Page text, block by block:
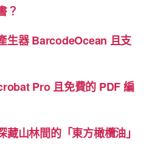
？
生器 BarcodeOcean 且支
Pro 且免費的 PDF 編
藏山林間的「東方橄欖油」